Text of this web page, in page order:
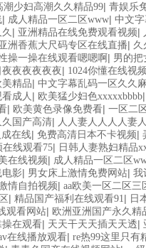
潮少妇高潮久久精品99| 青娱乐
| 成人精品一区二区www| 中文
| 亚洲精品在线免费观看视频|
洲香蕉大尺码专区在线直播| 久
操一操在线观看嗯嗯啊 | 男的把
夜夜夜夜夜| 1024你懂在线视
美精品| 中文字幕乱码一区久久
成人| 欧美猛少妇色xxxxxbbbb
| 欧美黄色录像免费看| 一区二
久国产高清| 人人妻人人人人妻
在线| 免费高清日本不卡视频|
线观看75| 日韩人妻熟妇精品
在线视频| 成人精品一区二区
电影| 男女床上激情免费网站| 我
情自拍视频| aa欧美一区二区三
| 精品国产福利在线观看91| 日
观看网站| 欧洲亚洲国产永久精
在观看| 天天干天天插天天透|
在线播放观看| re热99这里只有